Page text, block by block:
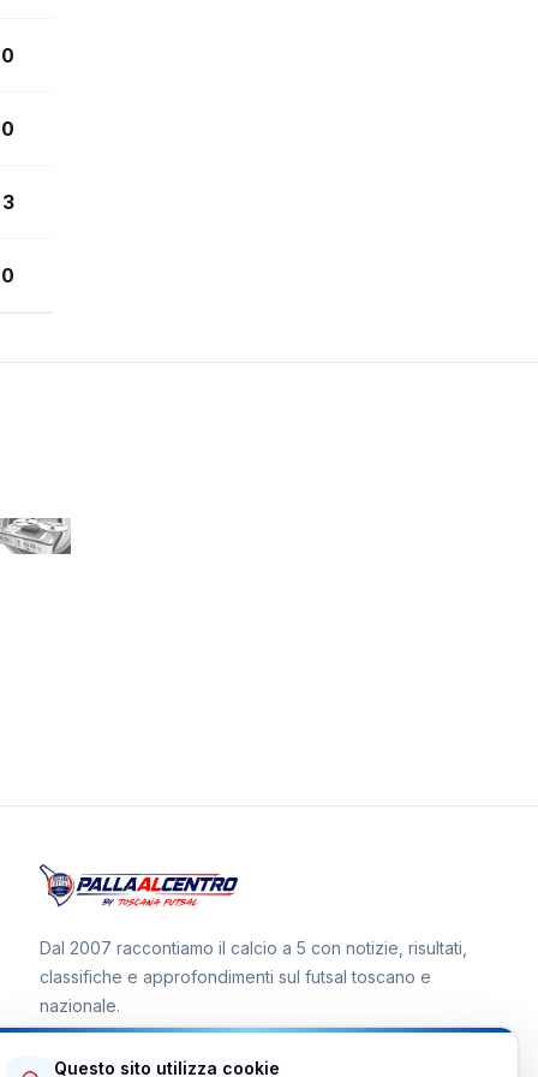
0
0
3
0
Dal 2007 raccontiamo il calcio a 5 con notizie, risultati,
classifiche e approfondimenti sul futsal toscano e
nazionale.
Questo sito utilizza cookie